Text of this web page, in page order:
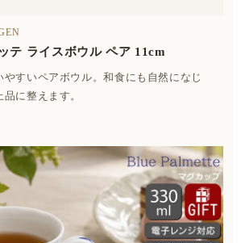
テ ライスボウル ペア 11cm
やすいペアボウル。和食にも自然になじ
に整えます。